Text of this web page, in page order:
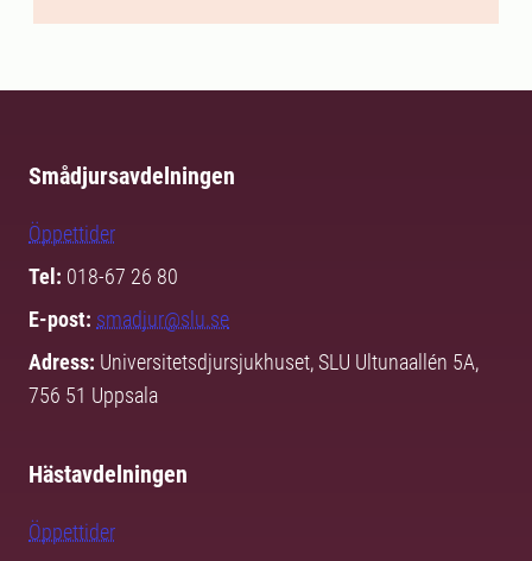
Smådjursavdelningen
Öppettider
Tel: 018-67 26 80
E-post: smadjur@slu.se
Adress: Universitetsdjursjukhuset, SLU Ultunaallén 5A,
756 51 Uppsala
Hästavdelningen
Öppettider